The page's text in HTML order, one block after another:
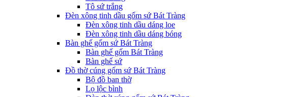
Tô sứ trắng
Đèn xông tinh dầu gốm sứ Bát Tràng
Đèn xông tinh dầu dáng loe
Đèn xông tinh dầu dáng bóng
Bàn ghế gốm sứ Bát Tràng
Bàn ghế gốm Bát Tràng
Bàn ghế sứ
Đồ thờ cúng gốm sứ Bát Tràng
Bộ đồ ban thờ
Lọ lộc bình